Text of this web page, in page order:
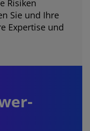
Risiken
Sie und Ihre
Expertise und